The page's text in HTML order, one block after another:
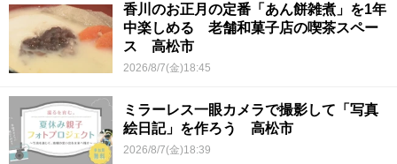
香川のお正月の定番「あん餅雑煮」を1年
中楽しめる 老舗和菓子店の喫茶スペー
ス 高松市
2026/8/7(金)18:45
ミラーレス一眼カメラで撮影して「写真
絵日記」を作ろう 高松市
2026/8/7(金)18:39